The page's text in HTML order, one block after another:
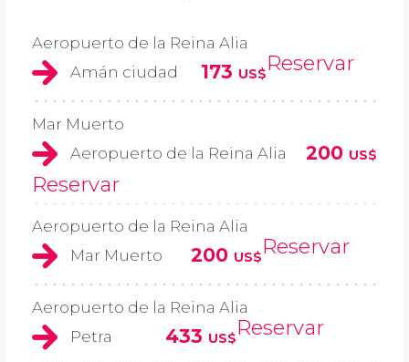
Aeropuerto de la Reina Alia
Amán ciudad
173 US$Reservar
Mar Muerto
Aeropuerto de la Reina Alia
200 US$
Reservar
Aeropuerto de la Reina Alia
Mar Muerto
200 US$Reservar
Aeropuerto de la Reina Alia
Petra
433 US$Reservar